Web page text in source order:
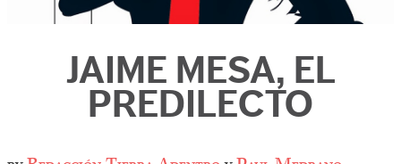
JAIME MESA, EL
PREDILECTO